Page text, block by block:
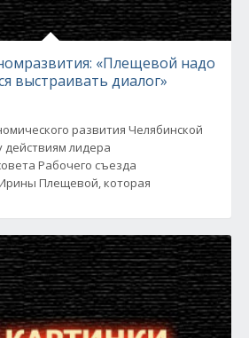
«Плещевой надо
выстраивать диалог»
развития Челябинской
действиям лидера
Рабочего съезда
Плещевой, которая